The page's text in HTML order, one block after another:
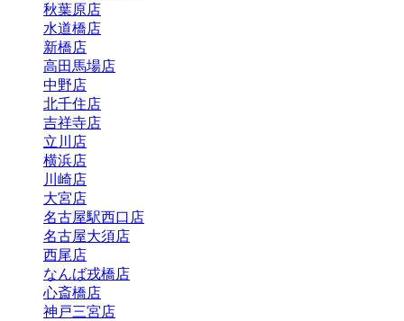
秋葉原店
水道橋店
新橋店
高田馬場店
中野店
北千住店
吉祥寺店
立川店
横浜店
川崎店
大宮店
名古屋駅西口店
名古屋大須店
西尾店
なんば戎橋店
心斎橋店
神戸三宮店